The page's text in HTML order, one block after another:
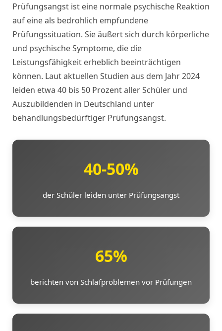
Prüfungsangst ist eine normale psychische Reaktion
auf eine als bedrohlich empfundene
Prüfungssituation. Sie äußert sich durch körperliche
und psychische Symptome, die die
Leistungsfähigkeit erheblich beeinträchtigen
können. Laut aktuellen Studien aus dem Jahr 2024
leiden etwa 40 bis 50 Prozent aller Schüler und
Auszubildenden in Deutschland unter
behandlungsbedürftiger Prüfungsangst.
40-50%
der Schüler leiden unter Prüfungsangst
65%
berichten von Schlafproblemen vor Prüfungen